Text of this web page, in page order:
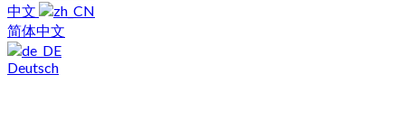
中文
简体中文
Deutsch